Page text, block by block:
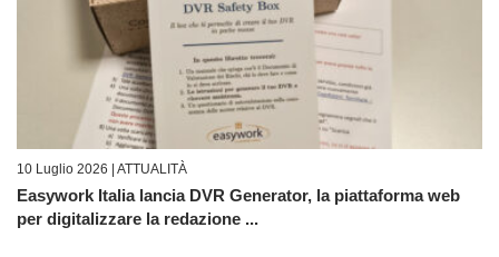
10 Luglio 2026 | ATTUALITÀ
Easywork Italia lancia DVR Generator, la piattaforma web
per digitalizzare la redazione ...